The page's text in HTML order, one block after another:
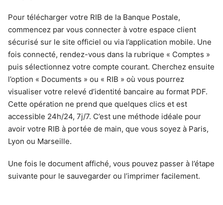
Pour télécharger votre RIB de la Banque Postale,
commencez par vous connecter à votre espace client
sécurisé sur le site officiel ou via l’application mobile. Une
fois connecté, rendez-vous dans la rubrique « Comptes »
puis sélectionnez votre compte courant. Cherchez ensuite
l’option « Documents » ou « RIB » où vous pourrez
visualiser votre relevé d’identité bancaire au format PDF.
Cette opération ne prend que quelques clics et est
accessible 24h/24, 7j/7. C’est une méthode idéale pour
avoir votre RIB à portée de main, que vous soyez à Paris,
Lyon ou Marseille.
Une fois le document affiché, vous pouvez passer à l’étape
suivante pour le sauvegarder ou l’imprimer facilement.